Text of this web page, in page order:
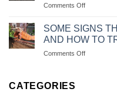
ĂN
CHÓ
CON
LUÔN
KHỎE
Comments Offon
CHĂM
SÓC
RỒNG
NAM
SOME SIGNS
AND HOW TO
Comments Offon
CATEGORIES